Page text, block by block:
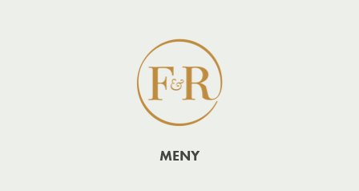
MENY